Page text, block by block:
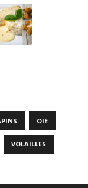
OIE
VOLAILLES